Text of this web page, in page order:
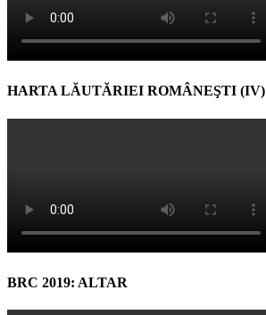
HARTA LĂUTĂRIEI ROMÂNEŞTI (IV)
BRC 2019: ALTAR